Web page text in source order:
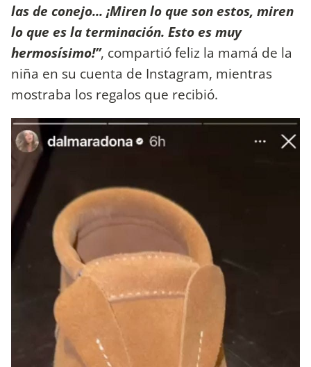
las de conejo... ¡Miren lo que son estos, miren
lo que es la terminación. Esto es muy
hermosísimo!”, compartió feliz la mamá de la
niña en su cuenta de Instagram, mientras
mostraba los regalos que recibió.